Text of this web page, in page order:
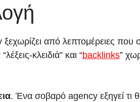
από λεπτομέρειες
κλειδιά” και “backlinks”
. Ένα σοβαρό agency εξηγεί τι